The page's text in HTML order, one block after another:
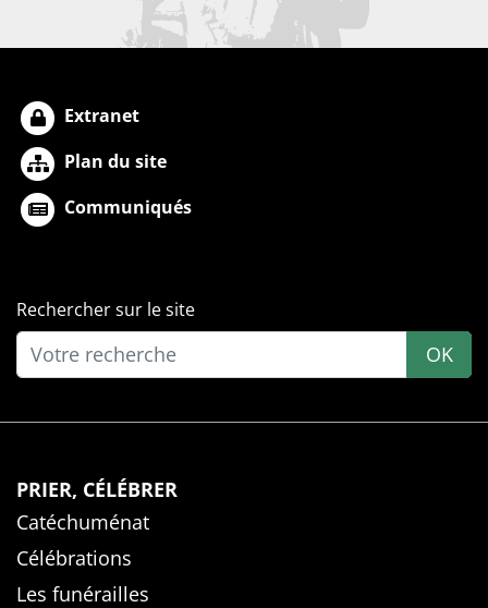
Extranet
Plan du site
Communiqués
Rechercher sur le site
OK
PRIER, CÉLÉBRER
Catéchuménat
Célébrations
Les funérailles